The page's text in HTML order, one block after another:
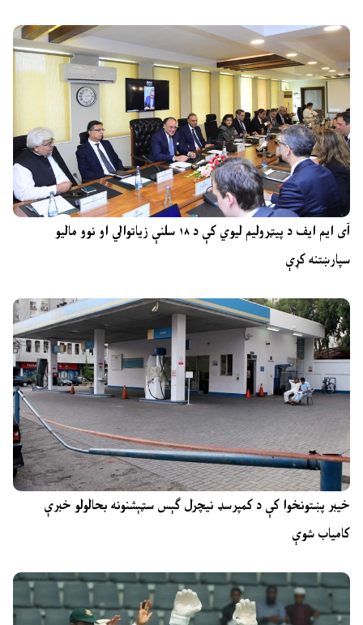
آی ایم ایف د پیټرولیم لیوي کې د ۱۸ سلنې زیاتوالي او نوو مالیو
سپارښتنه کړې
خیبر پښتونخوا کې د کمپرسډ نیچرل ګېس سټېشنونه بحالولو خبرې
کامیاب شوې